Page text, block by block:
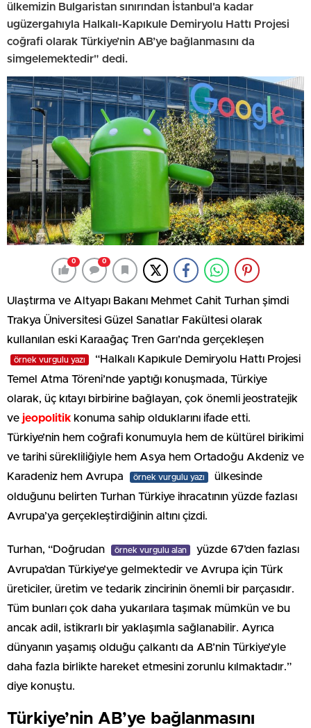
ülkemizin Bulgaristan sınırından İstanbul'a kadar
ugüzergahıyla Halkalı-Kapıkule Demiryolu Hattı Projesi
coğrafi olarak Türkiye’nin AB’ye bağlanmasını da
simgelemektedir" dedi.
0 0
Ulaştırma ve Altyapı Bakanı Mehmet Cahit Turhan şimdi
Trakya Üniversitesi Güzel Sanatlar Fakültesi olarak
kullanılan eski Karaağaç Tren Garı’nda gerçekleşen
örnek vurgulu yazı
“Halkalı Kapıkule Demiryolu Hattı Projesi
Temel Atma Töreni’nde yaptığı konuşmada, Türkiye
olarak, üç kıtayı birbirine bağlayan, çok önemli jeostratejik
ve jeopolitik konuma sahip olduklarını ifade etti.
Türkiye’nin hem coğrafi konumuyla hem de kültürel birikimi
ve tarihi sürekliliğiyle hem Asya hem Ortadoğu Akdeniz ve
Karadeniz hem Avrupa
örnek vurgulu yazı
ülkesinde
olduğunu belirten Turhan Türkiye ihracatının yüzde fazlası
Avrupa’ya gerçekleştirdiğinin altını çizdi.
Turhan, “Doğrudan örnek vurgulu alan
yüzde 67’den fazlası
Avrupa’dan Türkiye’ye gelmektedir ve Avrupa için Türk
üreticiler, üretim ve tedarik zincirinin önemli bir parçasıdır.
Tüm bunları çok daha yukarılara taşımak mümkün ve bu
ancak adil, istikrarlı bir yaklaşımla sağlanabilir. Ayrıca
dünyanın yaşamış olduğu çalkantı da AB’nin Türkiye’yle
daha fazla birlikte hareket etmesini zorunlu kılmaktadır.”
diye konuştu.
Türkiye’nin AB’ye bağlanmasını